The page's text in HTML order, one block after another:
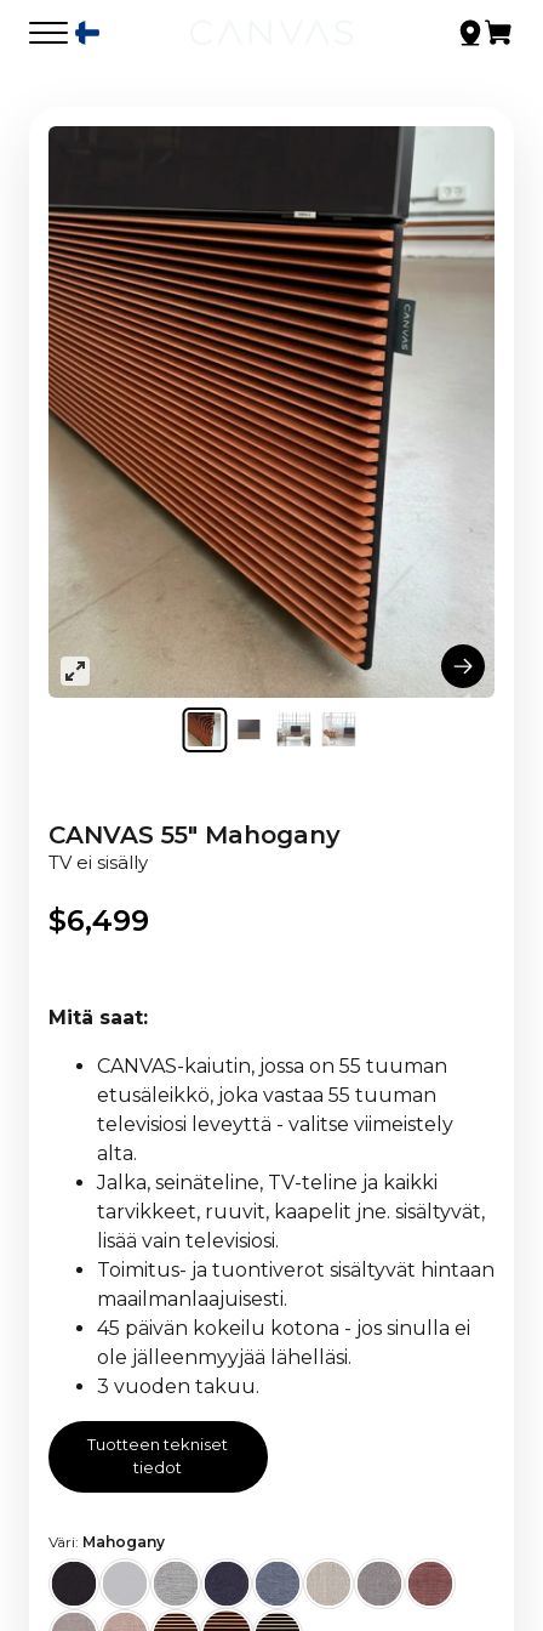
CANVAS 55" Mahogany
TV ei sisälly
$6,499
Mitä saat:
CANVAS-kaiutin, jossa on 55 tuuman
etusäleikkö, joka vastaa 55 tuuman
televisiosi leveyttä - valitse viimeistely
alta.
Jalka, seinäteline, TV-teline ja kaikki
tarvikkeet, ruuvit, kaapelit jne. sisältyvät,
lisää vain televisiosi.
Toimitus- ja tuontiverot sisältyvät hintaan
maailmanlaajuisesti.
45 päivän kokeilu kotona - jos sinulla ei
ole jälleenmyyjää lähelläsi.
3 vuoden takuu.
Tuotteen tekniset
tiedot
Väri: Mahogany